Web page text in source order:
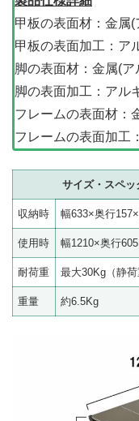
甲板の表面材：金属
甲板の表面加工：ア
脚の表面材：金属(
脚の表面加工：アル
フレームの表面材：
フレームの表面加工
サイズ・スペッ
収納時 幅633×奥行
使用時 幅1210×奥行
耐荷重 最大30Kg（静荷
重量 約6.5Kg